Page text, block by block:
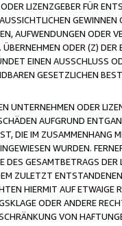
LIZENZGEBER FÜR
AUFWENDUNGEN ODER
ODER (Z)
EINEN AUSSCHLUSS
GESETZLICHEN
UNTERNEHMEN ODER
AUFGRUND
DIE IM ZUSAMMENHANG
WURDEN.
DES GESAMTBETRAGS
ZULETZT
HIERMIT AUF
ODER ANDERE
VON